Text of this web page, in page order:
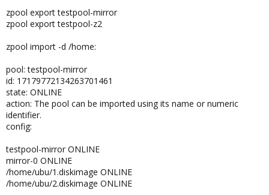
zpool export testpool-mirror
zpool export testpool-z2
zpool import -d /home:
pool: testpool-mirror
id: 17179772134263701461
state: ONLINE
action: The pool can be imported using its name or numeric
identifier.
config:
testpool-mirror ONLINE
mirror-0 ONLINE
/home/ubu/1.diskimage ONLINE
/home/ubu/2.diskimage ONLINE